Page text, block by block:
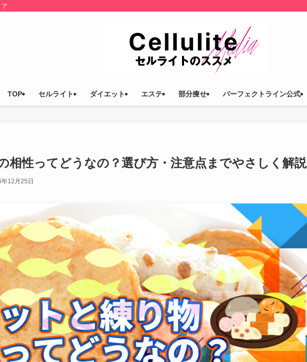
TOP セルライト ダイエット エステ 部分痩せ パーフェクトライン公式
相性ってどうなの？選び方・注意点までやさしく解説
12月25日